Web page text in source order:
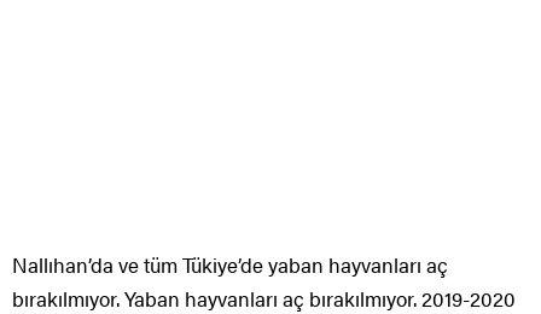
Nallıhan’da ve tüm Tükiye’de yaban hayvanları aç
bırakılmıyor. Yaban hayvanları aç bırakılmıyor. 2019-2020